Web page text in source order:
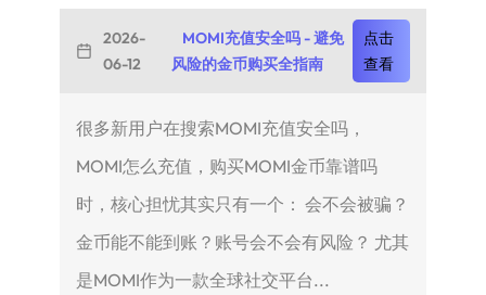
2026-
06-12
MOMI充值安全吗 - 避免
风险的金币购买全指南
点击
查看
很多新用户在搜索MOMI充值安全吗，
MOMI怎么充值，购买MOMI金币靠谱吗
时，核心担忧其实只有一个： 会不会被骗？
金币能不能到账？账号会不会有风险？ 尤其
是MOMI作为一款全球社交平台...